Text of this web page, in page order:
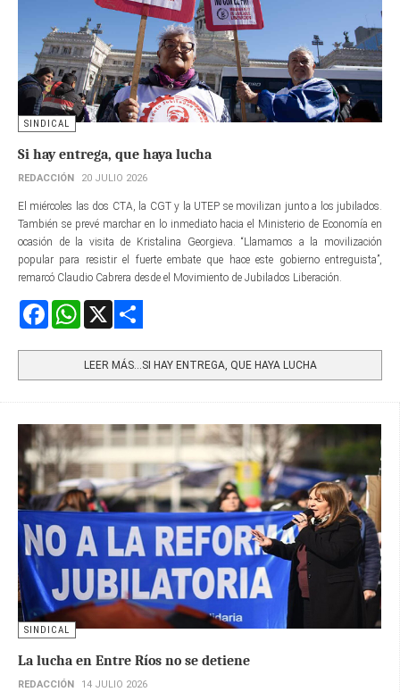
SINDICAL
Si hay entrega, que haya lucha
REDACCIÓN 20 JULIO 2026
El miércoles las dos CTA, la CGT y la UTEP se movilizan junto a los jubilados.
También se prevé marchar en lo inmediato hacia el Ministerio de Economía en
ocasión de la visita de Kristalina Georgieva. “Llamamos a la movilización
popular para resistir el fuerte embate que hace este gobierno entreguista”,
remarcó Claudio Cabrera desde el Movimiento de Jubilados Liberación.
FacebookWhatsApp
LEER MÁS…SI HAY ENTREGA, QUE HAYA LUCHA
SINDICAL
La lucha en Entre Ríos no se detiene
REDACCIÓN 14 JULIO 2026